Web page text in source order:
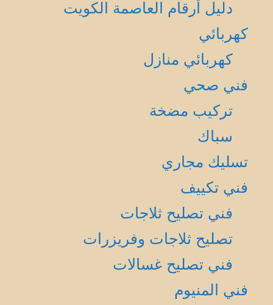
دليل أرقام العاصمة الكويت
كهربائي
كهربائي منازل
فني صحي
تركيب مضخة
سباك
تسليك مجاري
فني تكييف
فني تصليح ثلاجات
تصليح ثلاجات وفريزرات
فني تصليح غسالات
فني المنيوم